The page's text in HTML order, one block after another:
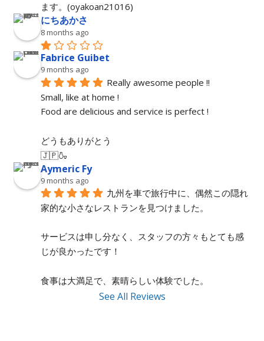
ます。(oyakoan21016)
にちあかさ
8 months ago
Fabrice Guibet
9 months ago
Really awesome people !!
Small, like at home !
Food are delicious and service is perfect !
どうもありがとう
🇯🇵🍶
Aymeric Fy
9 months ago
九州を車で旅行中に、偶然この隠れ
家的な小さなレストランを見つけました。
サービスは申し分なく、スタッフの方々もとても感
じが良かったです！
食事は大満足で、素晴らしい体験でした。
See All Reviews